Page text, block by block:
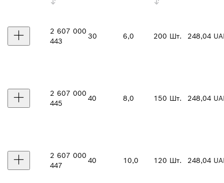
2 607 000
443
30 6,0 200 Шт. 248,04
2 607 000
445
40 8,0 150 Шт. 248,04
2 607 000
447
40 10,0 120 Шт. 248,04